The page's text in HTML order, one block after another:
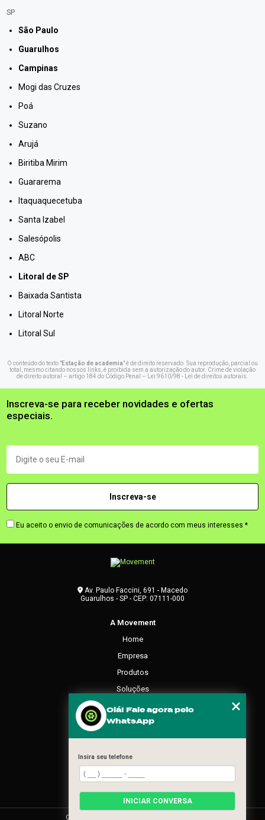
SP
São Paulo
Guarulhos
Campinas
Mogi das Cruzes
Poá
Suzano
Arujá
Biritiba Mirim
Guararema
Itaquaquecetuba
Santa Izabel
Salesópolis
ABC
Litoral de SP
Baixada Santista
Litoral Norte
Litoral Sul
O conteúdo do texto "Estação de academia" é de direito reservado. Sua reprodução, parcial ou
total, mesmo citando nossos links, é proibida sem a autorização do autor. Crime de violação
de direito autoral – artigo 184 do Código Penal –
Lei 9610/98 - Lei de direitos autorais
Inscreva-se para receber novidades e ofertas
especiais.
Eu aceito o envio de comunicações de acordo com meus interesses *
Av. Paulo Faccini, 691 - Macedo
Guarulhos - SP - CEP: 07111-000
A Movement
Home
Empresa
Produtos
Soluções
Contato
Categorias
Mapa do site
REDES SOCIAIS
Copyright © Movement. (Lei 9610 de 19/02/1998)
Olá! Fale agora pelo
WhatsApp
Insira seu telefone
INICIAR CONVERSA